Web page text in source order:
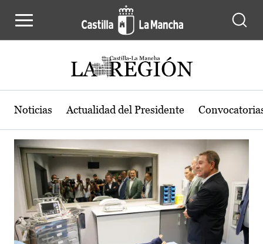
Actualidad de la región de Castilla-
Noticias Actualidad del Presidente